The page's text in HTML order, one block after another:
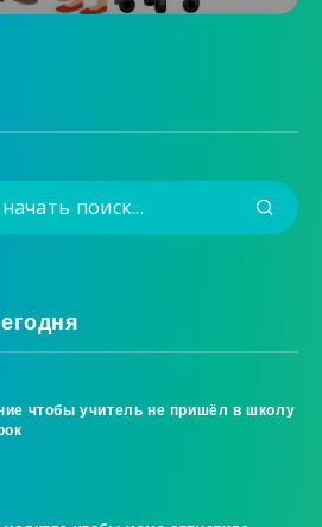
чтобы учитель не пришёл в школу